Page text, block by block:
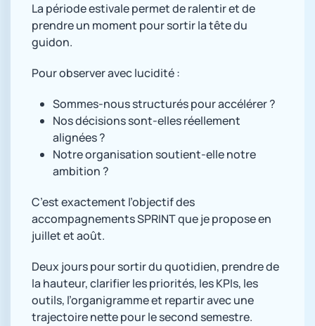
La période estivale permet de ralentir et de
prendre un moment pour sortir la tête du
guidon.
Pour observer avec lucidité :
Sommes-nous structurés pour accélérer ?
Nos décisions sont-elles réellement
alignées ?
Notre organisation soutient-elle notre
ambition ?
C’est exactement l’objectif des
accompagnements SPRINT que je propose en
juillet et août.
Deux jours pour sortir du quotidien, prendre de
la hauteur, clarifier les priorités, les KPIs, les
outils, l’organigramme et repartir avec une
trajectoire nette pour le second semestre.